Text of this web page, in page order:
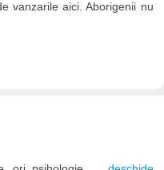
vanzarile aici. Aborigenii nu